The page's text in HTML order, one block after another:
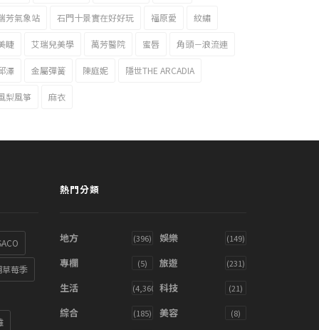
芳氣象站 石門十景實在好好玩 福原愛 紋繡
睫 艾瑞兒美學 萬芳醫院 蜜唇 角頭－浪流連
澤 金屬彈簧 陳庭妮 隱世THE ARCADIA
梨風箏 麻衣
草莓季
熱門分類
地方 (396) 娛樂 (149)
專欄 (5) 旅遊 (231)
生活 (4,360) 科技 (21)
綜合 (185) 美容 (8)